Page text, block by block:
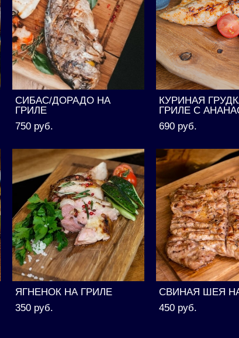
СИБАС/ДОРАДО НА
ГРИЛЕ
750 pуб.
КУРИНАЯ
ГРИЛЕ С
690 pуб.
ЯГНЕНОК НА ГРИЛЕ
350 pуб.
СВИНАЯ ШЕЯ
450 pуб.